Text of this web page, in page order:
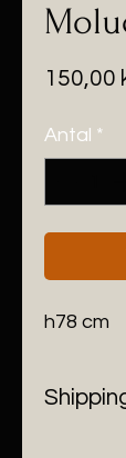
150,00
Antal *
h78 cm